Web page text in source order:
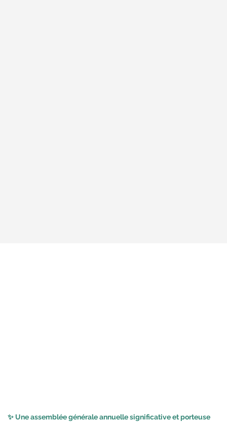
✨ Une assemblée générale annuelle significative et porteuse